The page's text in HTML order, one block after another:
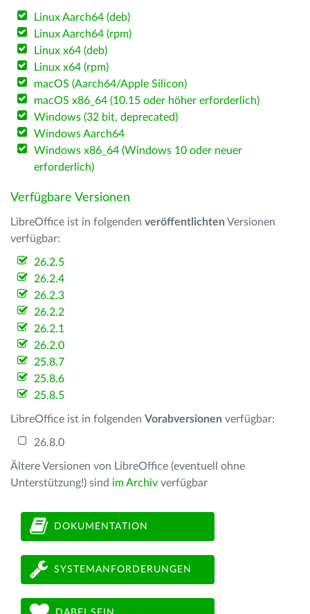
Linux Aarch64 (deb)
Linux Aarch64 (rpm)
Linux x64 (deb)
Linux x64 (rpm)
macOS (Aarch64/Apple Silicon)
macOS x86_64 (10.15 oder höher erforderlich)
Windows (32 bit, deprecated)
Windows Aarch64
Windows x86_64 (Windows 10 oder neuer
erforderlich)
Verfügbare Versionen
LibreOffice ist in folgenden veröffentlichten Versionen
verfügbar:
26.2.5
26.2.4
26.2.3
26.2.2
26.2.1
26.2.0
25.8.7
25.8.6
25.8.5
LibreOffice ist in folgenden Vorabversionen verfügbar:
26.8.0
Ältere Versionen von LibreOffice (eventuell ohne
Unterstützung!) sind im Archiv verfügbar
DOKUMENTATION
SYSTEMANFORDERUNGEN